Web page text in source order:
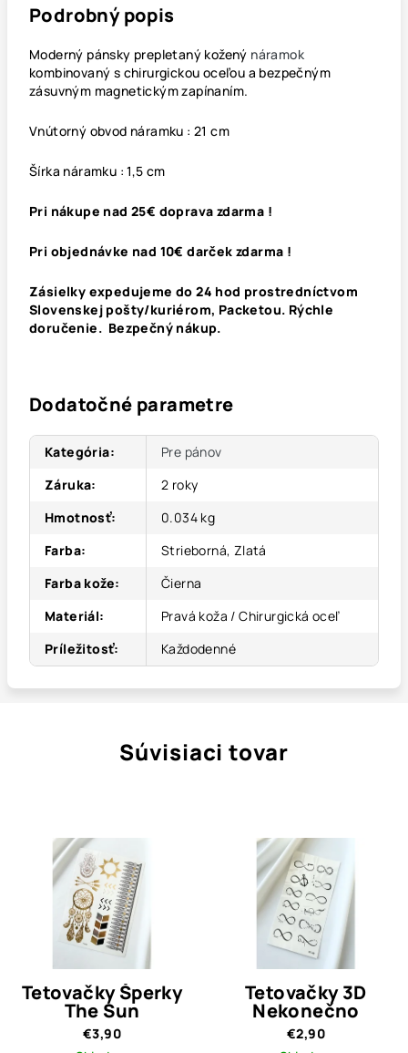
Podrobný popis
Moderný pánsky prepletaný kožený náramok
kombinovaný s chirurgickou oceľou a bezpečným
zásuvným magnetickým zapínaním.
Vnútorný obvod náramku : 21 cm
Šírka náramku : 1,5 cm
Pri nákupe nad 25€ doprava zdarma !
Pri objednávke nad 10€ darček zdarma !
Zásielky expedujeme do 24 hod prostredníctvom
Slovenskej pošty/kuriérom, Packetou. Rýchle
doručenie. Bezpečný nákup.
Dodatočné parametre
Kategória:
Pre pánov
Záruka:
2 roky
Hmotnosť:
0.034 kg
Farba:
Strieborná, Zlatá
Farba kože:
Čierna
Materiál:
Pravá koža / Chirurgická oceľ
Príležitosť: Každodenné
Súvisiaci tovar
Tetovačky Šperky
The Sun
€3,90
Tetovačky 3D
Nekonečno
€2,90